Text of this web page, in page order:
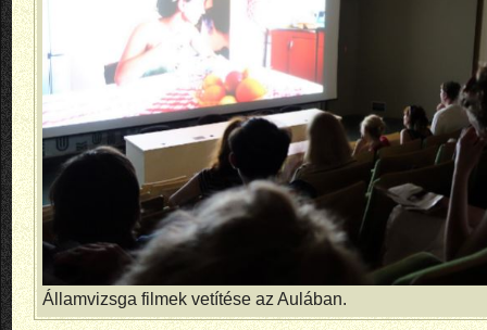
Államvizsga filmek vetítése az Aulában.